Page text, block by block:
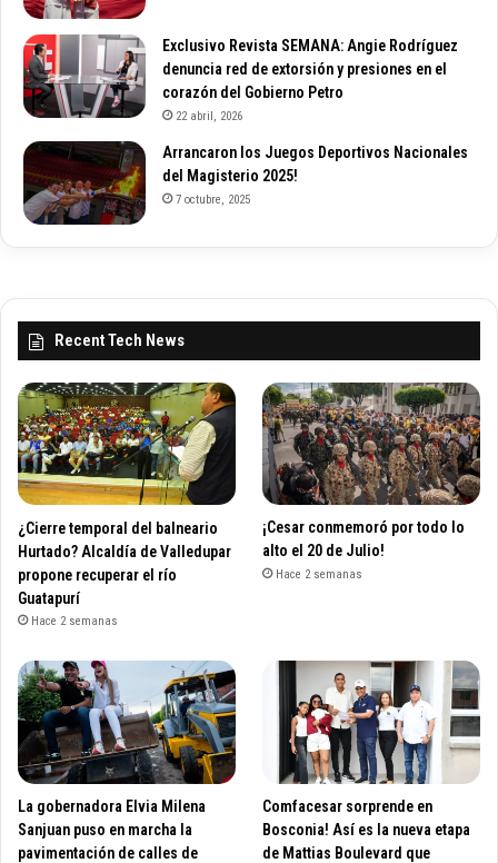
Exclusivo Revista SEMANA: Angie Rodríguez
denuncia red de extorsión y presiones en el
corazón del Gobierno Petro
22 abril, 2026
Arrancaron los Juegos Deportivos Nacionales
del Magisterio 2025!
7 octubre, 2025
Recent Tech News
¿Cierre temporal del balneario
Hurtado? Alcaldía de Valledupar
propone recuperar el río
Guatapurí
Hace 2 semanas
¡Cesar conmemoró por todo lo
alto el 20 de Julio!
Hace 2 semanas
La gobernadora Elvia Milena
Sanjuan puso en marcha la
pavimentación de calles de
Comfacesar sorprende en
Bosconia! Así es la nueva etapa
de Mattias Boulevard que